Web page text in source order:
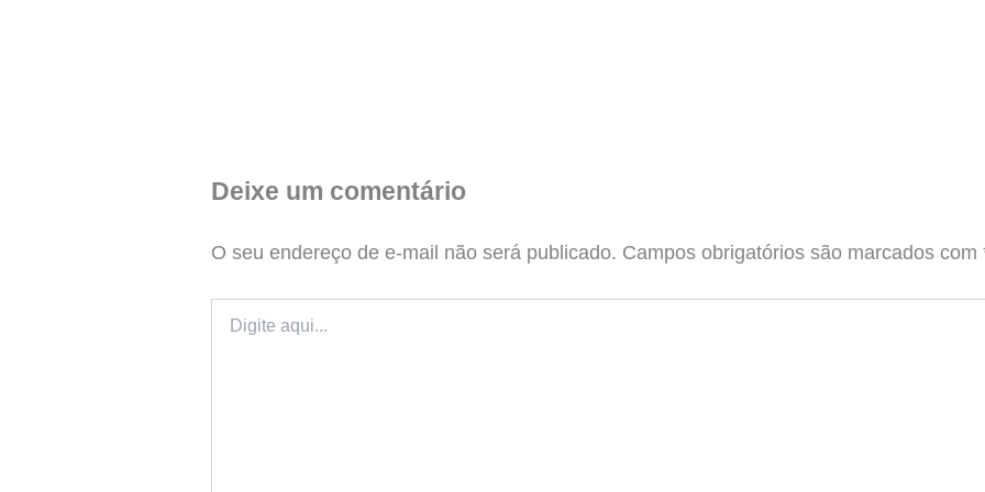
Deixe um comentário
O seu endereço de e-mail não será publicado. Campos obrigatórios são marcados com
aqui...